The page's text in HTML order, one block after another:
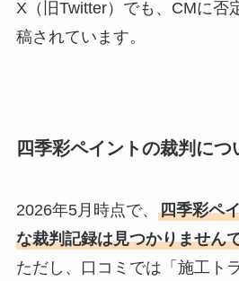
X（旧Twitter）でも、CMに否
稿されています。
四季彩ペイントの裁判につ
2026年5月時点で、 四季彩ペ
な裁判記録は見つかりません
ただし、口コミでは「施工ト